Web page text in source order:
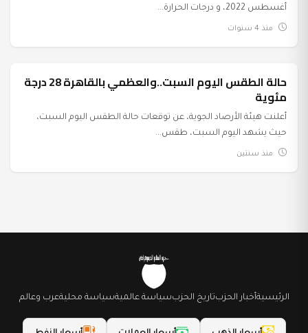
أغسطس 2022، و درجات الحرارة...
منذ 4 سنوات
عرب وعالم حالة الطقس اليوم السبت..والعظمي بالقاهرة 28 درجة
مئوية
أعلنت هيئة الأرصاد الجوية، عن توقعات حالة الطقس اليوم السبت،
حيث يشهد اليوم السبت، طقس...
منذ سنتين
الرئيسيةأخبار الحزبتاريخ الحزبسياسة عالميةسياسة محليةعرب وعالم